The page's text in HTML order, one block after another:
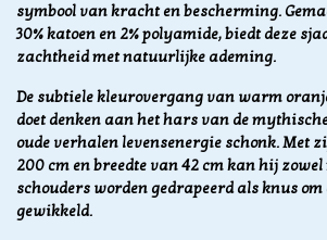
symbool van kracht en bescherming.
30% katoen en 2% polyamide, biedt deze
zachtheid met natuurlijke ademing.
De subtiele kleurovergang van warm
doet denken aan het hars van de
oude verhalen levensenergie schonk. Met
200 cm en breedte van 42 cm kan hij
schouders worden gedrapeerd als knus
gewikkeld.